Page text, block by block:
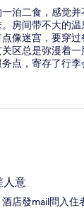
泊二食，感觉
房间带不大的
像迷宫，要穿
区总是弥漫着
点，寄存了行
了第二天的机场
楼梯，蛮累的。
人意
店發mail問入住